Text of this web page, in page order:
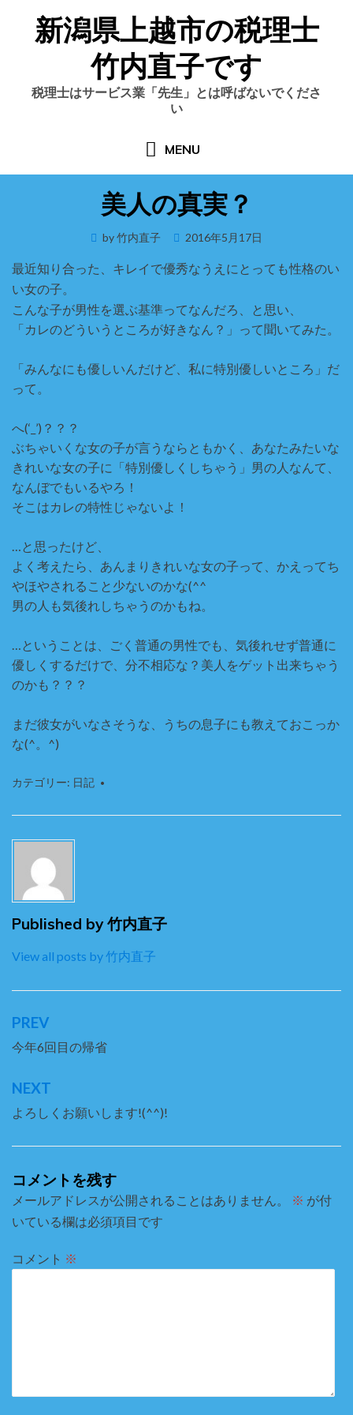
content
新潟県上越市の税理士
竹内直子です
税理士はサービス業「先生」とは呼ばないでくださ
い
MENU
美人の真実？
by竹内直子
Posted
2016年5月17日
最近知り合った、キレイで優秀なうえにとっても性格のい
い女の子。
こんな子が男性を選ぶ基準ってなんだろ、と思い、
「カレのどういうところが好きなん？」って聞いてみた。
「みんなにも優しいんだけど、私に特別優しいところ」だ
って。
へ(‘_’) ？？？
ぶちゃいくな女の子が言うならともかく、あなたみたいな
きれいな女の子に「特別優しくしちゃう」男の人なんて、
なんぼでもいるやろ！
そこはカレの特性じゃないよ！
…と思ったけど、
よく考えたら、あんまりきれいな女の子って、かえってち
やほやされること少ないのかな(^^
男の人も気後れしちゃうのかもね。
…ということは、ごく普通の男性でも、気後れせず普通に
優しくするだけで、分不相応な？美人をゲット出来ちゃう
のかも？？？
まだ彼女がいなさそうな、うちの息子にも教えておこっか
な(^。 ^)
カテゴリー: 日記
Published by竹内直子
View all posts by 竹内直子
投
稿
ナ
ビ
ゲ
ー
シ
ョ
ン
PREV
今年6回目の帰省
NEXT
よろしくお願いします!(^^)!
コメントを残す
メールアドレスが公開されることはありません。 ※ が付
いている欄は必須項目です
コメント ※